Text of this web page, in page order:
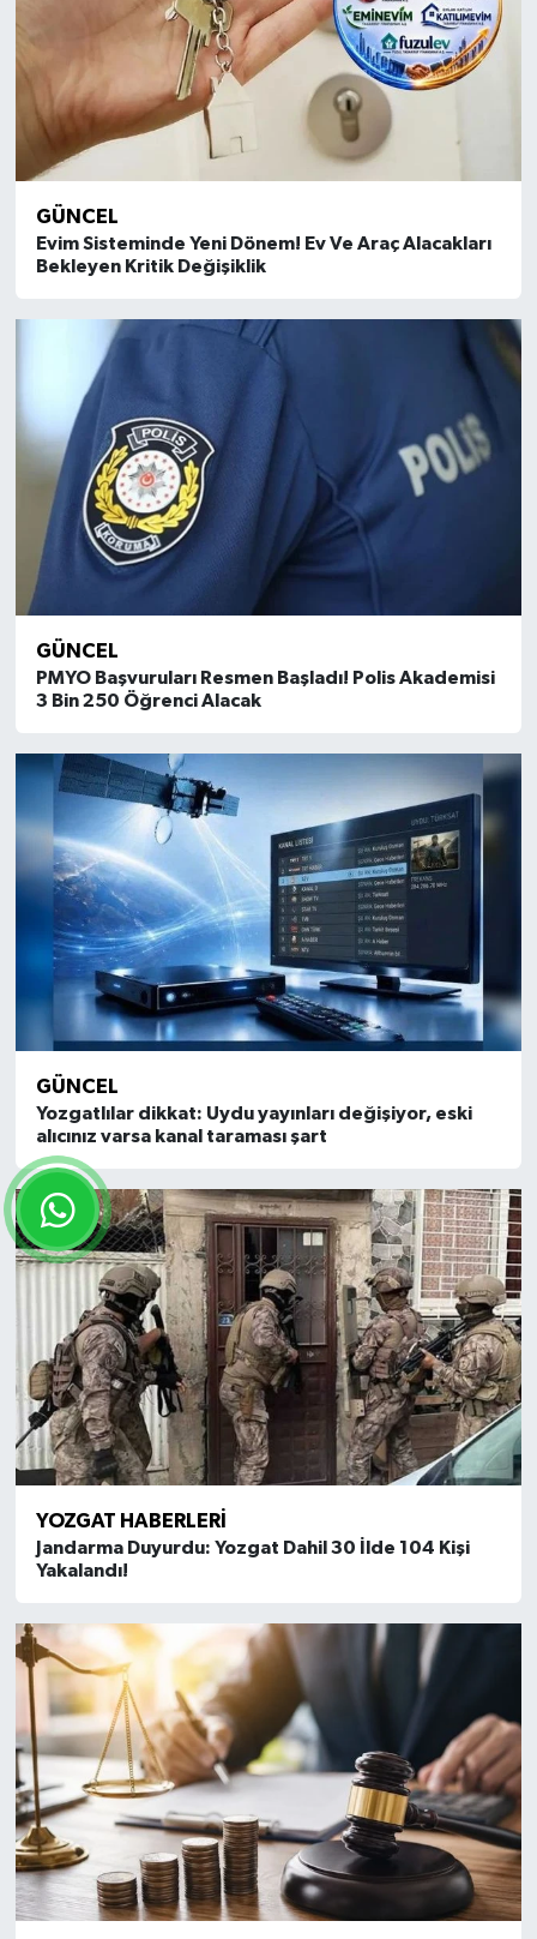
GÜNCEL
Evim Sisteminde Yeni Dönem! Ev Ve Araç Alacakları
Bekleyen Kritik Değişiklik
GÜNCEL
PMYO Başvuruları Resmen Başladı! Polis Akademisi
3 Bin 250 Öğrenci Alacak
GÜNCEL
Yozgatlılar dikkat: Uydu yayınları değişiyor, eski
alıcınız varsa kanal taraması şart
YOZGAT HABERLERI
Jandarma Duyurdu: Yozgat Dahil 30 İlde 104 Kişi
Yakalandı!